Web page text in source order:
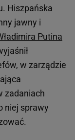
Hiszpańska
jawny i
Putina
w zarządzie
zadaniach
niej sprawy